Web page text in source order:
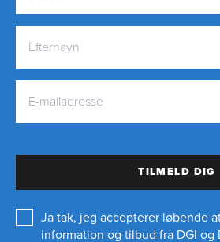
TILMELD DIG
Ja tak, jeg accepterer løbende
information og tilbud fra DGI og